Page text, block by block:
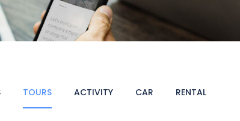
TOURS ACTIVITY CAR RENTAL